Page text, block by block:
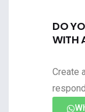
DO
WITH
Create